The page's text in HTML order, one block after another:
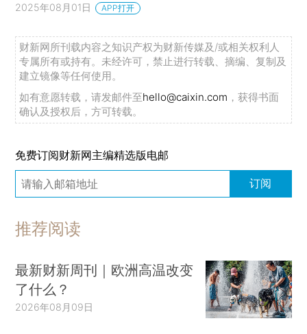
2025年08月01日 APP打开
财新网所刊载内容之知识产权为财新传媒及/或相关权利人
专属所有或持有。未经许可，禁止进行转载、摘编、复制及
建立镜像等任何使用。
如有意愿转载，请发邮件至hello@caixin.com ，获得书面
确认及授权后，方可转载。
免费订阅财新网主编精选版电邮
订阅
推荐阅读
最新财新周刊｜欧洲高温改变
了什么？
2026年08月09日